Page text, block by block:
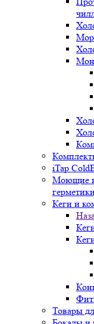
iTap
Моющие и
Кеги и
Товары